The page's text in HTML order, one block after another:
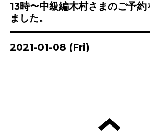
13時〜中級編木村さまのご予約
ました。
2021-01-08 (Fri)